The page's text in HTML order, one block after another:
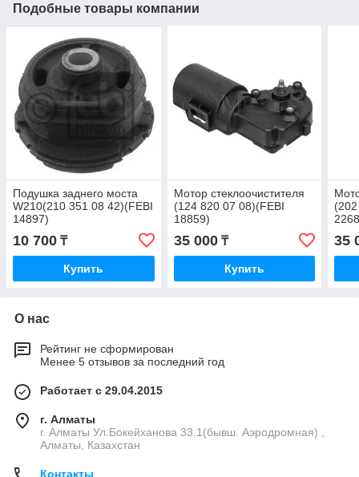
Подобные товары компании
Подушка заднего моста
W210(210 351 08 42)(FEBI
14897)
10 700 ₸
Купить
Мотор стеклоочистителя
(124 820 07 08)(FEBI
18859)
35 000₸
Купить
35
О нас
Рейтинг не сформирован
Менее 5 отзывов за последний год
Работает с 29.04.2015
г. Алматы
г. Алматы Ул.Бокейханова 33.1(бывш. Аэродромная) ,
Алматы, Казахстан
Контакты